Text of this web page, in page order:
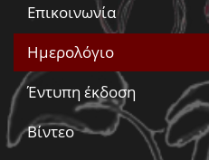
Επικοινωνία
Ημερολόγιο
Έντυπη έκδοση
Βίντεο